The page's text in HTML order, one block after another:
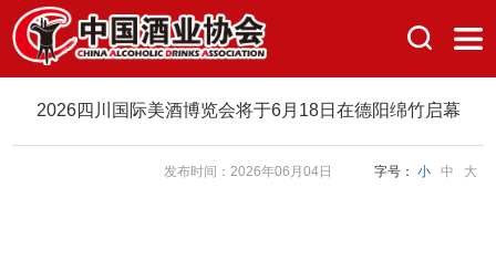
2026四川国际美酒博览会将于6月18日在德阳绵竹启幕
发布时间：2026年06月04日 字号： 小 中 大